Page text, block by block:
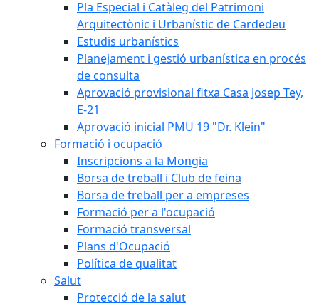
Pla Especial i Catàleg del Patrimoni
Arquitectònic i Urbanístic de Cardedeu
Estudis urbanístics
Planejament i gestió urbanística en procés
de consulta
Aprovació provisional fitxa Casa Josep Tey,
E-21
Aprovació inicial PMU 19 "Dr. Klein"
Formació i ocupació
Inscripcions a la Mongia
Borsa de treball i Club de feina
Borsa de treball per a empreses
Formació per a l'ocupació
Formació transversal
Plans d'Ocupació
Política de qualitat
Salut
Protecció de la salut